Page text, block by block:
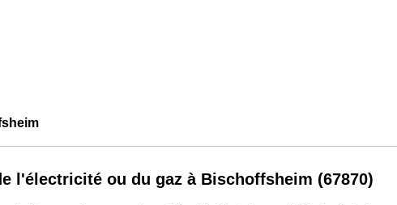
l'électricité ou du gaz à Bischoffsheim (67870)